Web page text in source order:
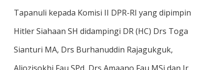
Tapanuli kepada Komisi II DPR-RI yang dipimpin
Hitler Siahaan SH didampingi DR (HC) Drs Toga
Sianturi MA, Drs Burhanuddin Rajagukguk,